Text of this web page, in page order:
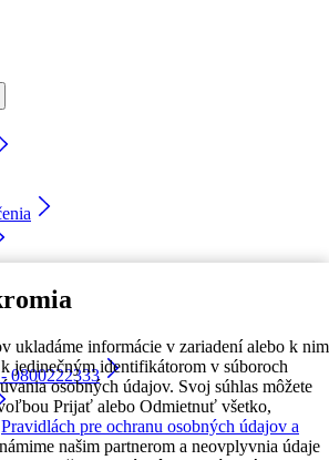
ukladáme informácie v zariadení alebo k nim
jedinečným identifikátorom v súboroch
osobných údajov. Svoj súhlas môžete
Prijať alebo Odmietnuť všetko,
Pravidlách pre ochranu osobných údajov a
našim partnerom a neovplyvnia údaje
0800222333